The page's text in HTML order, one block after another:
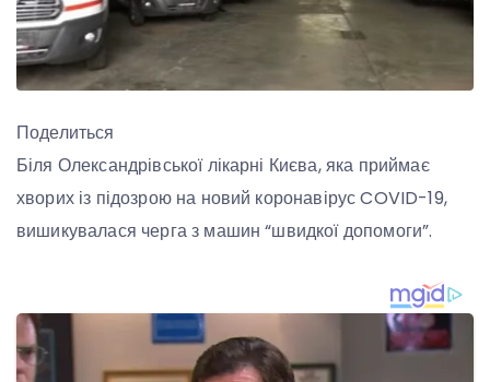
Поделиться
Біля Олександрівської лікарні Києва, яка приймає
хворих із підозрою на новий коронавірус COVID-19,
вишикувалася черга з машин “швидкої допомоги”.